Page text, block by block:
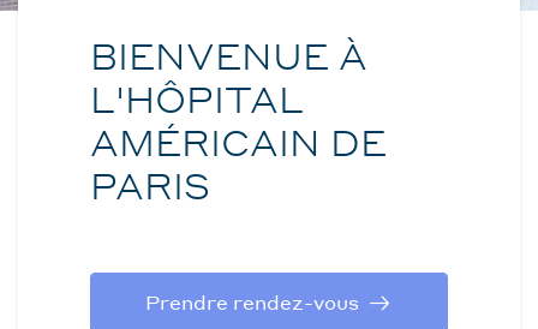
BIENVENUE À
L'HÔPITAL
AMÉRICAIN DE
PARIS
Prendre rendez-vous